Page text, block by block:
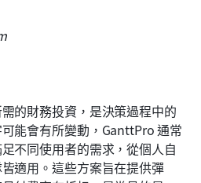
的財務投資，是決策過程中的
能會有所變動，GanttPro 通常
不同使用者的需求，從個人自
適用。這些方案旨在提供彈